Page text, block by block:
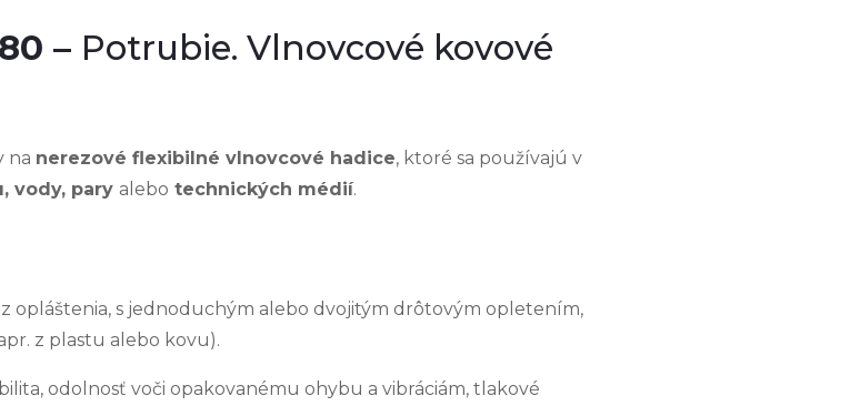
– Potrubie. Vlnovcové kovové
na nerezové flexibilné vlnovcové hadice, ktoré sa používajú v
vody, pary alebo technických médií.
opláštenia, s jednoduchým alebo dvojitým drôtovým opletením,
z plastu alebo kovu).
odolnosť voči opakovanému ohybu a vibráciám, tlakové